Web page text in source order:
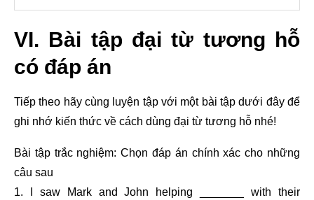
VI. Bài tập đại từ tương hỗ
có đáp án
Tiếp theo hãy cùng luyện tập với một bài tập dưới đây để
ghi nhớ kiến thức về cách dùng đại từ tương hỗ nhé!
Bài tập trắc nghiệm: Chọn đáp án chính xác cho những
câu sau
1. I saw Mark and John helping _______ with their